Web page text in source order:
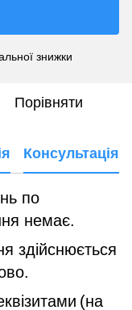
знижки
Порівняти
Консультація
по
немає.
здійснюється
(на